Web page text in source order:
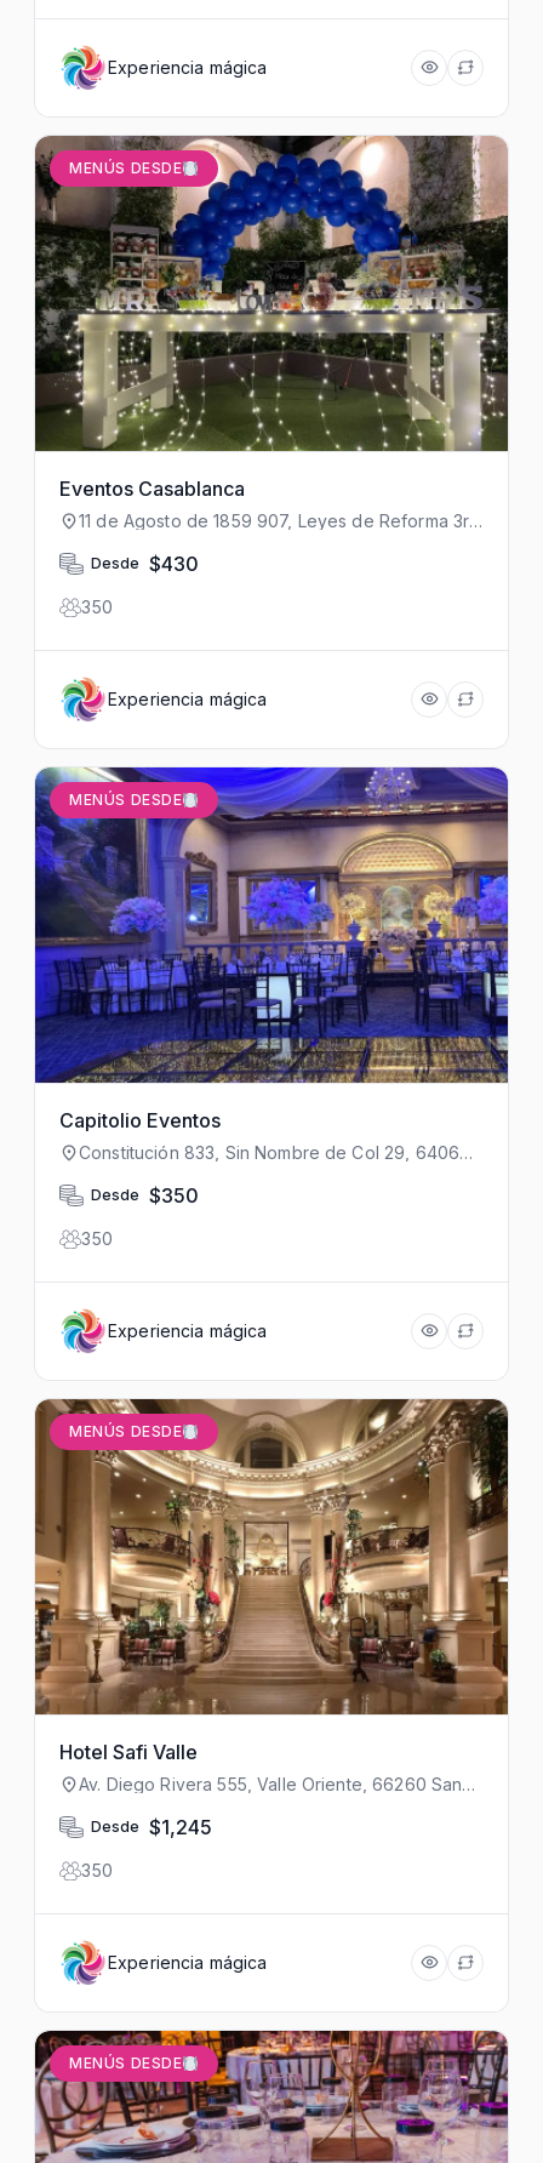
Experiencia mágica
MENÚS DESDE
Eventos Casablanca
11 de Agosto de 1859 907, Leyes de Reforma 3ra
CDMX, México
Desde $430
350
Experiencia mágica
MENÚS DESDE
Capitolio Eventos
Constitución 833, Sin Nombre de Col 29, 64060
Desde $350
350
Experiencia mágica
MENÚS DESDE
Hotel Safi Valle
Av. Diego Rivera 555, Valle Oriente, 66260 San
Desde $1,245
350
Experiencia mágica
MENÚS DESDE